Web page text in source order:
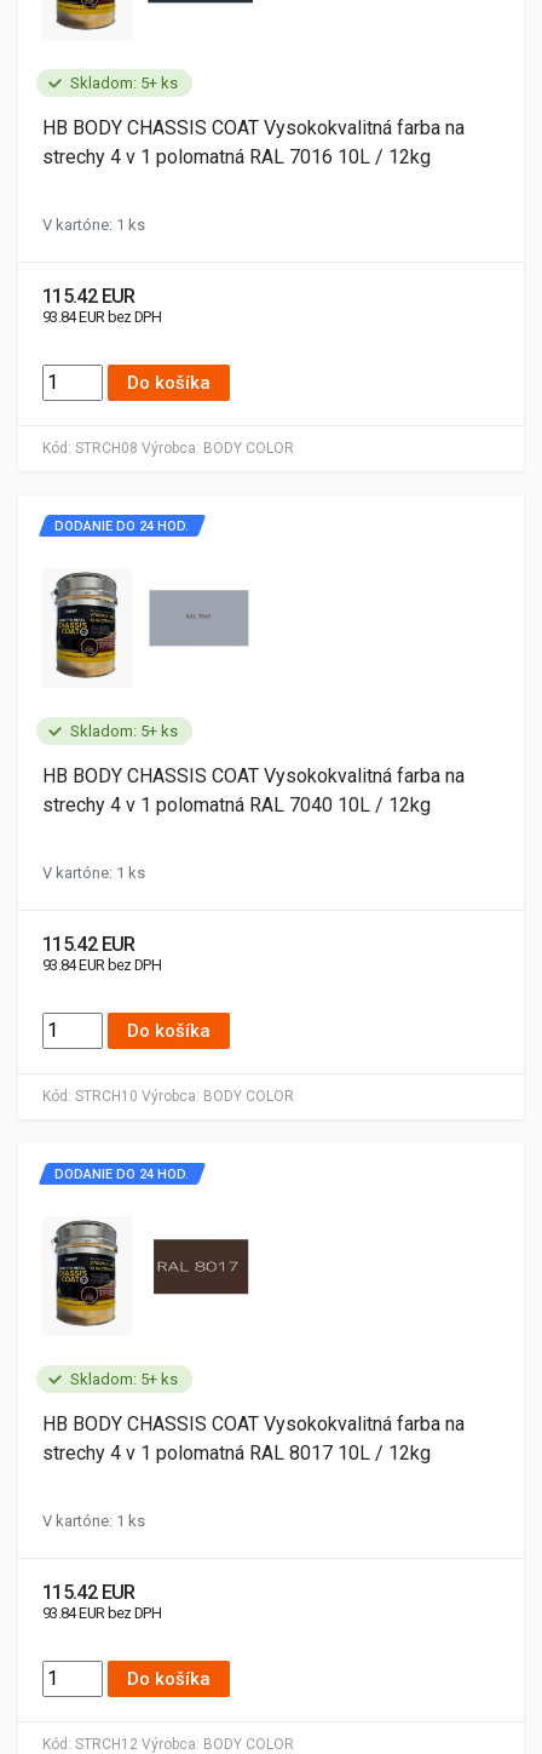
Skladom: 5+ ks
Kód: STRCH08 Výrobca: BODY COLOR
HB BODY CHASSIS COAT Vysokokvalitná farba na
strechy 4 v 1 polomatná RAL 7016 10L / 12kg
V kartóne: 1 ks
115.42 EUR
93.84 EUR bez DPH
Do košíka
Skladom: 5+ ks
Kód: STRCH10 Výrobca: BODY COLOR
DODANIE DO 24 HOD.
HB BODY CHASSIS COAT Vysokokvalitná farba na
strechy 4 v 1 polomatná RAL 7040 10L / 12kg
V kartóne: 1 ks
115.42 EUR
93.84 EUR bez DPH
Do košíka
Skladom: 5+ ks
Kód: STRCH12 Výrobca: BODY COLOR
DODANIE DO 24 HOD.
HB BODY CHASSIS COAT Vysokokvalitná farba na
strechy 4 v 1 polomatná RAL 8017 10L / 12kg
V kartóne: 1 ks
115.42 EUR
93.84 EUR bez DPH
Do košíka